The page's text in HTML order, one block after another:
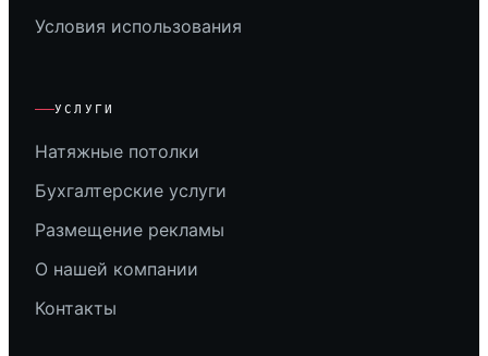
Условия использования
УСЛУГИ
Натяжные потолки
Бухгалтерские услуги
Размещение рекламы
О нашей компании
Контакты